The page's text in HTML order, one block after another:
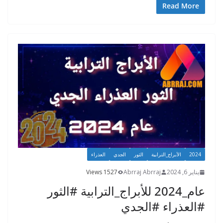
b
o
k
er
g
er
m
Read More
2024 الأبراج_الترابية الثور الجدي العذراء
يناير 6, 2024 Abrraj Abrraj
1527 Views
عام_2024 للأبراج_الترابية #الثور
#العذراء #الجدي